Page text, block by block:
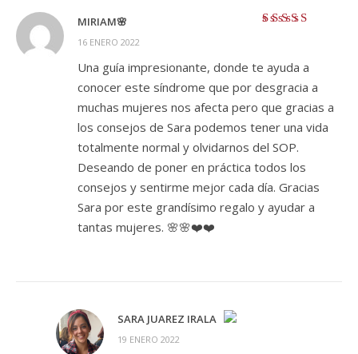
MIRIAM🌸
16 ENERO 2022
Una guía impresionante, donde te ayuda a
conocer este síndrome que por desgracia a
muchas mujeres nos afecta pero que gracias a
los consejos de Sara podemos tener una vida
totalmente normal y olvidarnos del SOP.
Deseando de poner en práctica todos los
consejos y sentirme mejor cada día. Gracias
Sara por este grandísimo regalo y ayudar a
tantas mujeres. 🌸🌸❤️❤️
SARA JUAREZ IRALA
¡LA INSIGNIA DE LA «PERSONA REAL»!
19 ENERO 2022